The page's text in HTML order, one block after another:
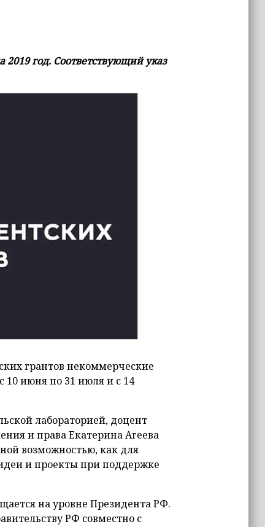
2019 год. Соответствующий указ
грантов некоммерческие
10 июня по 31 июля и с 14
лабораторией, доцент
и права Екатерина Агеева
возможностью, как для
и проекты при поддержке
на уровне Президента РФ.
РФ совместно с